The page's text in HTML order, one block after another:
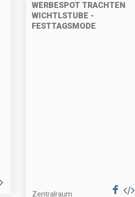
WERBESPOT TRACHTEN
WICHTLSTUBE -
FESTTAGSMODE
Zentralraum